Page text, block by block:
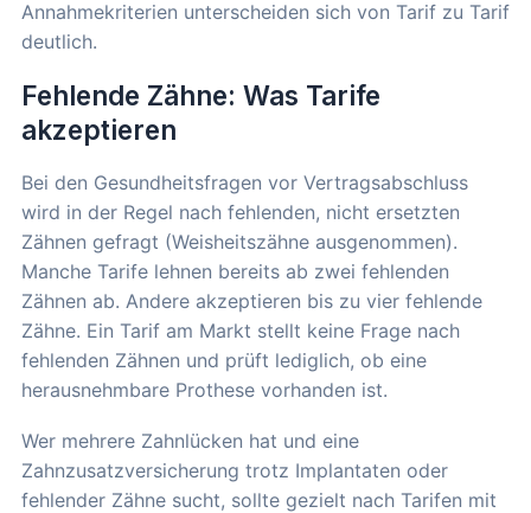
Annahmekriterien unterscheiden sich von Tarif zu Tarif
deutlich.
Fehlende Zähne: Was Tarife
akzeptieren
Bei den Gesundheitsfragen vor Vertragsabschluss
wird in der Regel nach fehlenden, nicht ersetzten
Zähnen gefragt (Weisheitszähne ausgenommen).
Manche Tarife lehnen bereits ab zwei fehlenden
Zähnen ab. Andere akzeptieren bis zu vier fehlende
Zähne. Ein Tarif am Markt stellt keine Frage nach
fehlenden Zähnen und prüft lediglich, ob eine
herausnehmbare Prothese vorhanden ist.
Wer mehrere Zahnlücken hat und eine
Zahnzusatzversicherung trotz Implantaten oder
fehlender Zähne sucht, sollte gezielt nach Tarifen mit